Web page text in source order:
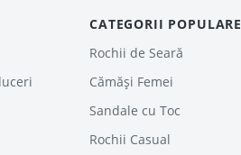
CATEGORII POPULARE
Rochii de Seară
Cămăși Femei
Sandale cu Toc
Rochii Casual